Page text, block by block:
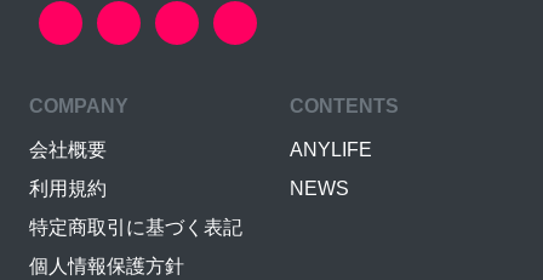
COMPANY
会社概要
利用規約
特定商取引に基づく表記
個人情報保護方針
CONTENTS
ANYLIFE
NEWS